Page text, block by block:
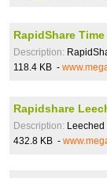
RapidShare
Description:
118.4 KB -
Rapidshare
Description: Leeched
432.8 KB -